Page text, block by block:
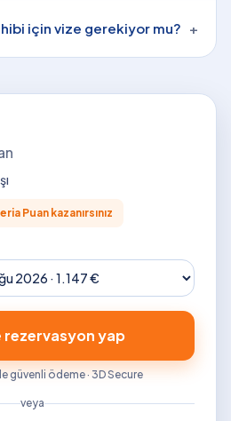
için vize gerekiyor mu? +
Puan kazanırsınız
rezervasyon yap
güvenli ödeme · 3D Secure
veya